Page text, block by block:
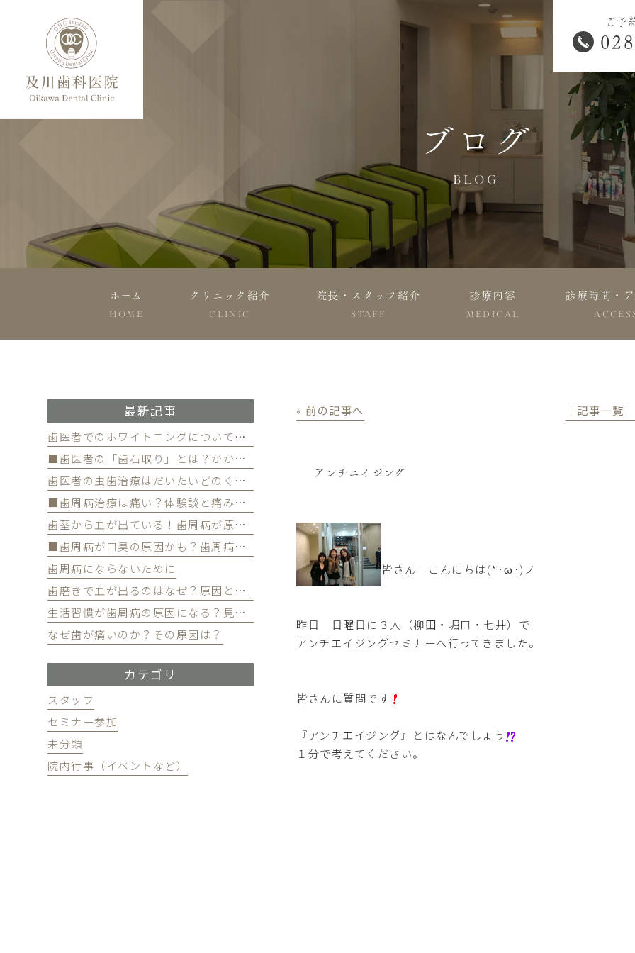
ご予
ブログ
BLOG
ホーム
HOME
クリニック紹介
CLINIC
院長・スタッフ紹介
STAFF
診療内容
MEDICAL
診療時間・
« 前の記事へ │記事一覧│
アンチエイジング
皆さん こんにちは(*･ω･)ノ
昨日 日曜日に３人（柳田・堀口・七井）で
アンチエイジングセミナーへ行ってきました。
皆さんに質問です
『アンチエイジング』とはなんでしょう
１分で考えてください。
最新記事
歯医者でのホワイトニングについて徹底解
■歯医者の「歯石取り」とは？かかる費用について
歯医者の虫歯治療はだいたいどのくらい期間かかる？
■歯周病治療は痛い？体験談と痛みを軽減する方法
歯茎から血が出ている！歯周病が原因かも
■歯周病が口臭の原因かも？歯周病と口臭の関係について
歯周病にならないために
歯磨きで血が出るのはなぜ？原因と対策を解説
生活習慣が歯周病の原因になる？見直すべき習慣とは？
なぜ歯が痛いのか？その原因は？
カテゴリ
スタッフ
セミナー参加
未分類
院内行事（イベントなど）